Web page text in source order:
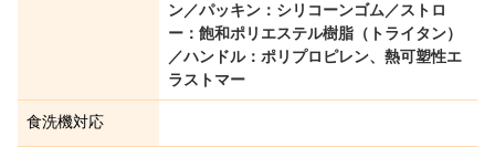
ン／パッキン：シリコーンゴム／ストロ
ー：飽和ポリエステル樹脂（トライタン）
／ハンドル：ポリプロピレン、熱可塑性エ
ラストマー
食洗機対応